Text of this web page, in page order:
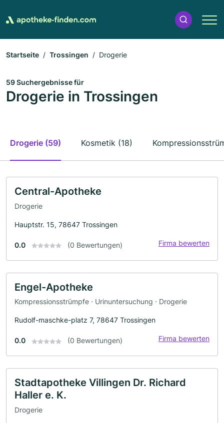
Startseite Trossingen Drogerie
59 Suchergebnisse für
Drogerie in Trossingen
Drogerie (59) Kosmetik (18)
Central-Apotheke
Drogerie
Hauptstr. 15, 78647 Trossingen
0.0 (0 Bewertungen) Firma bewerten
Engel-Apotheke
Kompressionsstrümpfe · Urinuntersuchung · Drogerie
Rudolf-maschke-platz 7, 78647 Trossingen
0.0 (0 Bewertungen) Firma bewerten
Stadtapotheke Villingen Dr. Richard
Haller e. K.
Drogerie